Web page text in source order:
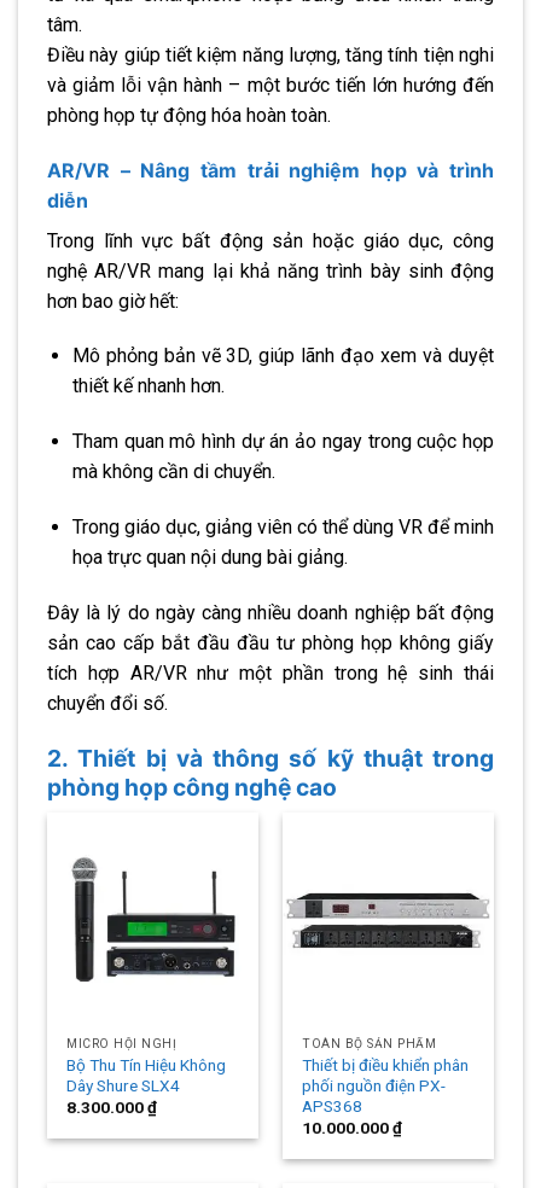
tâm.
Điều này giúp tiết kiệm năng lượng, tăng tính tiện nghi
và giảm lỗi vận hành – một bước tiến lớn hướng đến
phòng họp tự động hóa hoàn toàn.
AR/VR – Nâng tầm trải nghiệm họp và trình
diễn
Trong lĩnh vực bất động sản hoặc giáo dục, công
nghệ AR/VR mang lại khả năng trình bày sinh động
hơn bao giờ hết:
Mô phỏng bản vẽ 3D, giúp lãnh đạo xem và duyệt
thiết kế nhanh hơn.
Tham quan mô hình dự án ảo ngay trong cuộc họp
mà không cần di chuyển.
Trong giáo dục, giảng viên có thể dùng VR để minh
họa trực quan nội dung bài giảng.
Đây là lý do ngày càng nhiều doanh nghiệp bất động
sản cao cấp bắt đầu đầu tư phòng họp không giấy
tích hợp AR/VR như một phần trong hệ sinh thái
chuyển đổi số.
2. Thiết bị và thông số kỹ thuật trong
phòng họp công nghệ cao
MICRO HỘI NGHỊ
Bộ Thu Tín Hiệu Không
Dây Shure SLX4
8.300.000₫
TOÀN BỘ SẢN PHẨM
Thiết bị điều khiển phân
phối nguồn điện PX-
APS368
10.000.000₫